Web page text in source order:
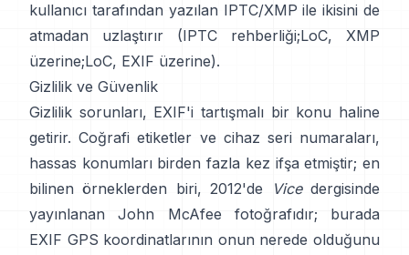
kullanıcı tarafından yazılan IPTC/XMP ile ikisini de
atmadan uzlaştırır (IPTC rehberliği;LoC, XMP
üzerine;LoC, EXIF üzerine).
Gizlilik ve Güvenlik
Gizlilik sorunları, EXIF'i tartışmalı bir konu haline
getirir. Coğrafi etiketler ve cihaz seri numaraları,
hassas konumları birden fazla kez ifşa etmiştir; en
bilinen örneklerden biri, 2012'de
Vicedergisinde
yayınlanan John McAfee fotoğrafıdır; burada
EXIF GPS koordinatlarının onun nerede olduğunu